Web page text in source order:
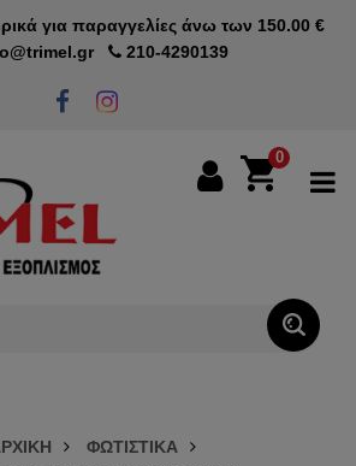
για παραγγελίες άνω των 150.00 €
210-4290139
0
ΦΩΤΙΣΤΙΚΑ